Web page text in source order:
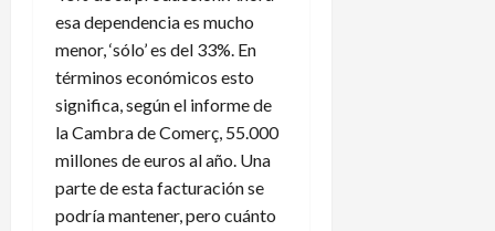
esa dependencia es mucho
menor, ‘sólo’ es del 33%. En
términos económicos esto
significa, según el informe de
la Cambra de Comerç, 55.000
millones de euros al año. Una
parte de esta facturación se
podría mantener, pero cuánto